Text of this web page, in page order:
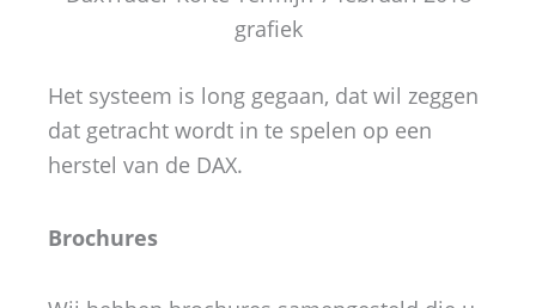
grafiek
Het systeem is long gegaan, dat wil zeggen
dat getracht wordt in te spelen op een
herstel van de DAX.
Brochures